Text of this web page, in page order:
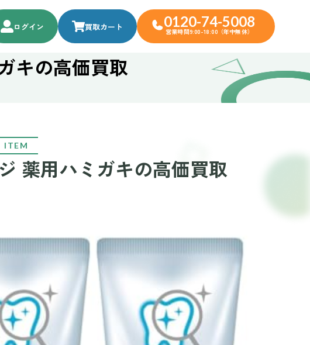
ログイン 買取カート 0120-74-5008
営業時間9:00-18:00（年中無休）
キの高価買取
ITEM
薬用ハミガキの高価買取